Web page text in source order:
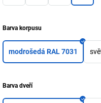
Barva korpusu
modrošedá RAL 7031
Barva dveří